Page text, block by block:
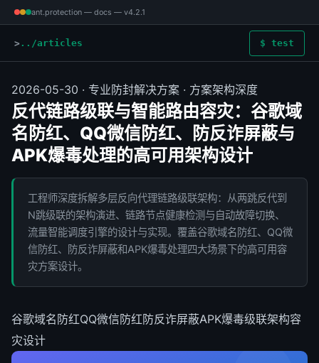
ant.protection — docs — v4.2.1
../articles $ test
2026-05-30 · 专业防封解决方案 · 方案架构深度
反代链路级联与智能路由容灾：谷歌域
名防红、QQ微信防红、防反诈屏蔽与
APK爆毒处理的高可用架构设计
工程师深度拆解多层反向代理链路级联架构：从两跳反代到
N跳级联的架构演进、链路节点健康检测与自动故障切换、
流量智能调度引擎的设计与实现。覆盖谷歌域名防红、QQ微
信防红、防反诈屏蔽和APK爆毒处理四大场景下的高可用容
灾方案设计。
谷歌域名防红QQ微信防红防反诈屏蔽APK爆毒级联架构容
灾设计